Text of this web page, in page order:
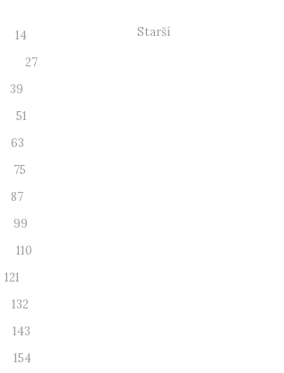
14
27
39
51
63
75
87
99
110
121
132
143
154
Starší